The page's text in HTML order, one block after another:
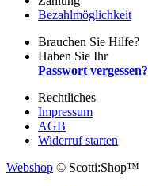
Bezahlmöglichkeit
Brauchen Sie Hilfe?
Haben Sie Ihr
Passwort vergessen?
Rechtliches
Impressum
AGB
Widerruf starten
Webshop © Scotti:Shop™